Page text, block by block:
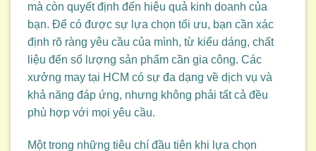
mà còn quyết định đến hiệu quả kinh doanh của
bạn. Để có được sự lựa chọn tối ưu, bạn cần xác
định rõ ràng yêu cầu của mình, từ kiểu dáng, chất
liệu đến số lượng sản phẩm cần gia công. Các
xưởng may tại HCM có sự đa dạng về dịch vụ và
khả năng đáp ứng, nhưng không phải tất cả đều
phù hợp với mọi yêu cầu.
Một trong những tiêu chí đầu tiên khi lựa chọn